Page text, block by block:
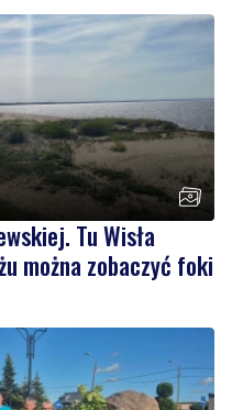
Tu Wisła
można zobaczyć foki